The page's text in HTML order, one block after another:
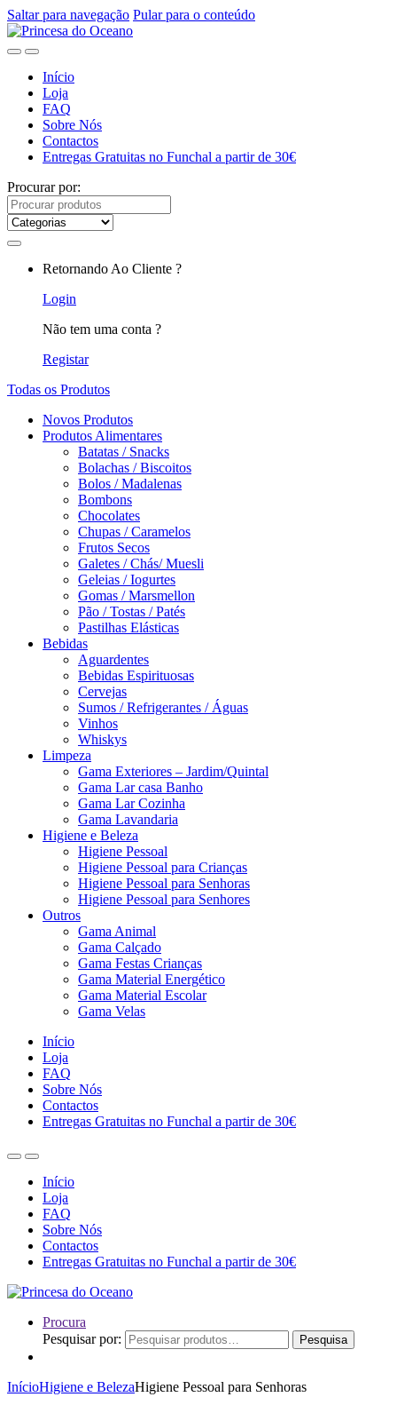
Saltar para navegação Pular para o conteúdo
Início
Loja
FAQ
Sobre Nós
Contactos
Entregas Gratuitas no Funchal a partir de 30€
Procurar por:
Retornando Ao Cliente ?
Login
Não tem uma conta ?
Registar
Todas os Produtos
Novos Produtos
Produtos Alimentares
Batatas / Snacks
Bolachas / Biscoitos
Bolos / Madalenas
Bombons
Chocolates
Chupas / Caramelos
Frutos Secos
Galetes / Chás/ Muesli
Geleias / Iogurtes
Gomas / Marsmellon
Pão / Tostas / Patés
Pastilhas Elásticas
Bebidas
Aguardentes
Bebidas Espirituosas
Cervejas
Sumos / Refrigerantes / Águas
Vinhos
Whiskys
Limpeza
Gama Exteriores – Jardim/Quintal
Gama Lar casa Banho
Gama Lar Cozinha
Gama Lavandaria
Higiene e Beleza
Higiene Pessoal
Higiene Pessoal para Crianças
Higiene Pessoal para Senhoras
Higiene Pessoal para Senhores
Outros
Gama Animal
Gama Calçado
Gama Festas Crianças
Gama Material Energético
Gama Material Escolar
Gama Velas
Início
Loja
FAQ
Sobre Nós
Contactos
Entregas Gratuitas no Funchal a partir de 30€
Início
Loja
FAQ
Sobre Nós
Contactos
Entregas Gratuitas no Funchal a partir de 30€
Procura
Pesquisar por:
Pesquisa
InícioHigiene e BelezaHigiene Pessoal para Senhoras